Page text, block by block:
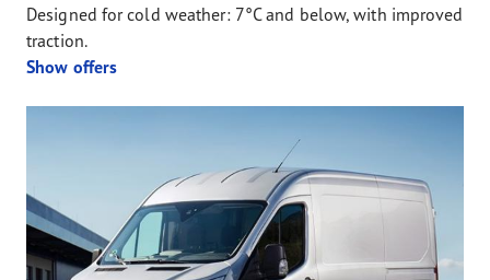
Designed for cold weather: 7°C and below, with improved
traction.
Show offers